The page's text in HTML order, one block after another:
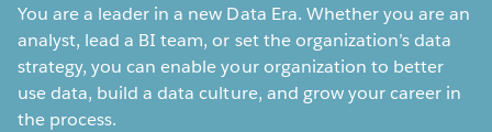
You are a leader in a new Data Era. Whether you are an
analyst, lead a BI team, or set the organization’s data
strategy, you can enable your organization to better
use data, build a data culture, and grow your career in
the process.​